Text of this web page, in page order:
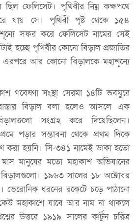
ছিল ফেলিসেট। পৃথিবীর নিম্ন কক্ষপথে
যায় সে। পৃথিবী পৃষ্ট থেকে ১৫৪
সফর করে ফেলিসেট নামের সেই
হচ্ছে পৃথিবীর কোনো বিড়াল প্রজাতির
এরপরে আর কোনো বিড়ালকে মহাশূন্যে
গবেষণা সংস্থা সেরমা ১৪টি ভবঘুরে
বিড়াল বলা হলেও আসলে এক
সংগ্রহ করে দিয়েছিলেন।
পড়ার সম্ভাবনা থেকে প্রথম দিকে
করা হয়নি। সি-৩৪১ নামেই ডাকা হতো
মানুষের মতো মহাকাশ অভিযানের
বিড়ালগুলো। ১৯৬৩ সালের ১৮ অক্টোবর
ভেরোনিক ধরনের রকেটে চড়ে পাঠানো
মহাকাশে যাবে আর নাম না থাকলে
উত্তরে ১৯১৯ সালের কার্টুন চরিত্র